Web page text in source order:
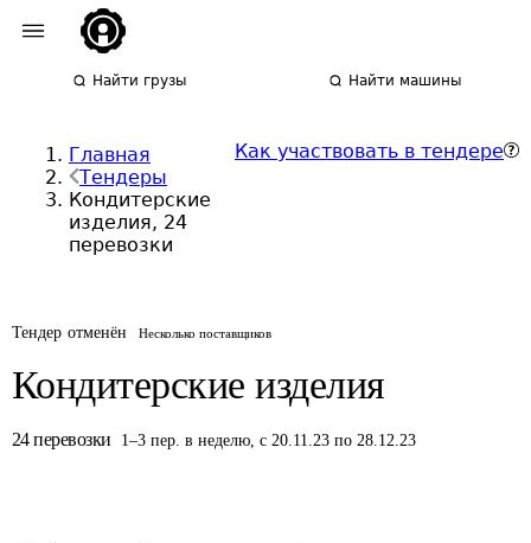
Найти грузы Найти машины
Главная
Тендеры
Кондитерские
изделия, 24
перевозки
Как участвовать в тендере
Тендер отменён Несколько поставщиков
Кондитерские изделия
24 перевозки 1–3 пер. в неделю, с 20.11.23 по 28.12.23